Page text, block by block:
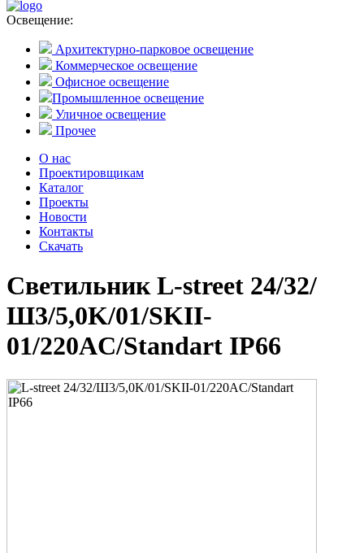
Освещение:
Архитектурно-парковое освещение
Коммерческое освещение
Офисное освещение
Промышленное освещение
Уличное освещение
Прочее
О нас
Проектировщикам
Каталог
Проекты
Новости
Контакты
Скачать
Светильник L-street 24/32/
Ш3/5,0K/01/SKII-
01/220AC/Standart IP66